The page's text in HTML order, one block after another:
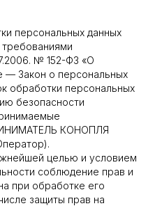
персональных данных
требованиями
№ 152-ФЗ «О
— Закон о персональных
обработки персональных
безопасности
КОНОПЛЯ
целью и условием
соблюдение прав и
при обработке его
защиты прав на